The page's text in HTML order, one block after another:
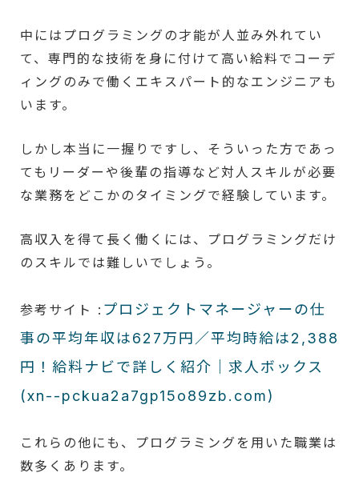
中にはプログラミングの才能が人並み外れてい
て、専門的な技術を身に付けて高い給料でコーデ
ィングのみで働くエキスパート的なエンジニアも
います。
しかし本当に一握りですし、そういった方であっ
てもリーダーや後輩の指導など対人スキルが必要
な業務をどこかのタイミングで経験しています。
高収入を得て長く働くには、プログラミングだけ
のスキルでは難しいでしょう。
参考サイト : プロジェクトマネージャーの仕
事の平均年収は627万円／平均時給は2,388
円！給料ナビで詳しく紹介｜求人ボックス
(xn--pckua2a7gp15o89zb.com)
これらの他にも、プログラミングを用いた職業は
数多くあります。